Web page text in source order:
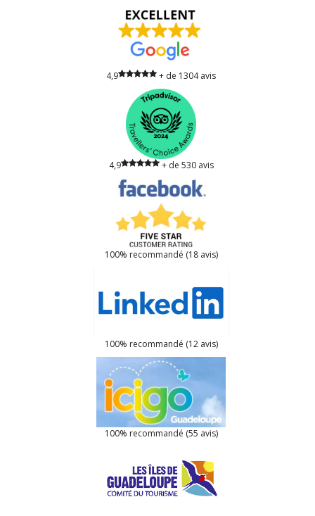
4,9 + de 1304 avis
4,9 + de 530 avis
100% recommandé (18 avis)
100% recommandé (12 avis)
100% recommandé (55 avis)